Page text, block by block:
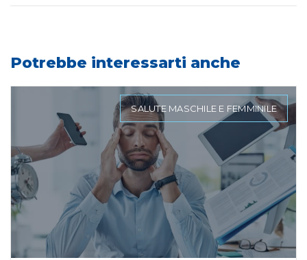
Potrebbe interessarti anche
SALUTE MASCHILE E FEMMINILE